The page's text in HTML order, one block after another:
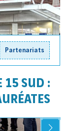
Partenariats
15 SUD :